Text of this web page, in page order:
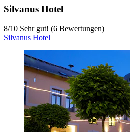
Silvanus Hotel
8/10 Sehr gut! (6 Bewertungen)
Silvanus Hotel